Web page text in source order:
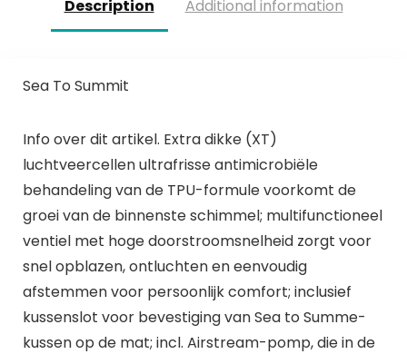
Description Additional information
Sea To Summit
Info over dit artikel. Extra dikke (XT)
luchtveercellen ultrafrisse antimicrobiële
behandeling van de TPU-formule voorkomt de
groei van de binnenste schimmel; multifunctioneel
ventiel met hoge doorstroomsnelheid zorgt voor
snel opblazen, ontluchten en eenvoudig
afstemmen voor persoonlijk comfort; inclusief
kussenslot voor bevestiging van Sea to Summe-
kussen op de mat; incl. Airstream-pomp, die in de